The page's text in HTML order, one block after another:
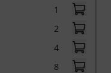
1
2
4
8